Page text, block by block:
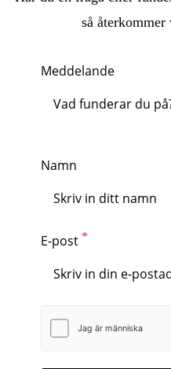
så
Meddelande
Namn
E-post